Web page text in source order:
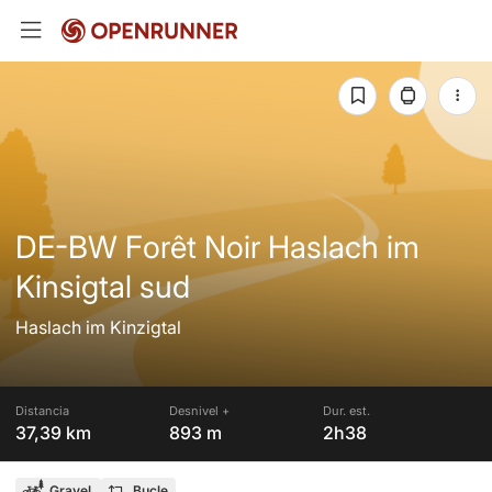
DE-BW Forêt Noir Haslach im
Kinsigtal sud
Haslach im Kinzigtal
Distancia
37,39 km
Desnivel +
893 m
Dur. est.
2h38